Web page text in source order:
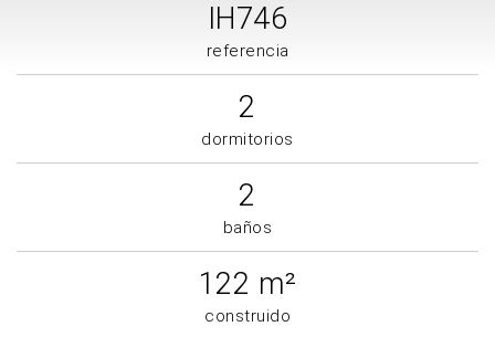
IH746
referencia
2
dormitorios
2
baños
122 m²
construido